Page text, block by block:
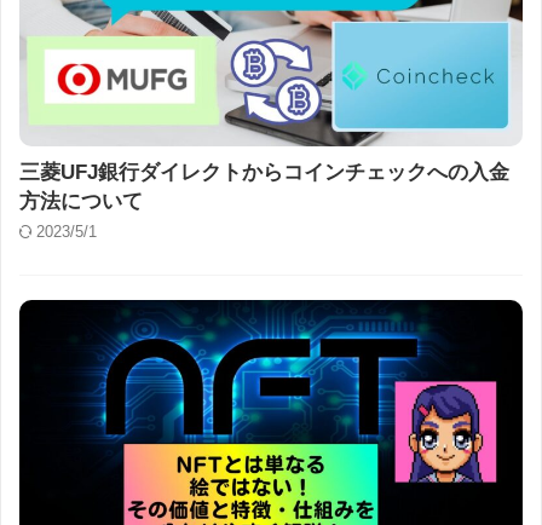
三菱UFJ銀行ダイレクトからコインチェックへの入金
方法について
2023/5/1